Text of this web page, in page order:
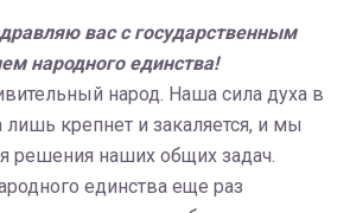
вас с государственным
народного единства!
народ. Наша сила духа в
крепнет и закаляется, и мы
решения наших общих задач.
единства еще раз